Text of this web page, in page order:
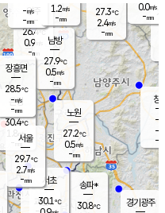
양주
26.4℃
0.9
-mm
과천
경기광주
27.3℃
2.4m/s
-mm
창
-
-m/
-
0.0m/s
-mm
은평
30.4℃
1.8 m/s
- mm
노원
27.2℃
0.5m/s
-mm
송파*
30.8℃
서초
30.1℃
남방
27.9℃
0.5m/s
-mm
장흥면
28.5℃
-m/s
-mm
-m/s
-mm
서울
29.7℃
2.7m/s
-mm
1.2m/s
-mm